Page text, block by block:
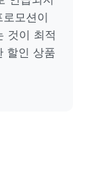
모션이
것이 최적
할인 상품